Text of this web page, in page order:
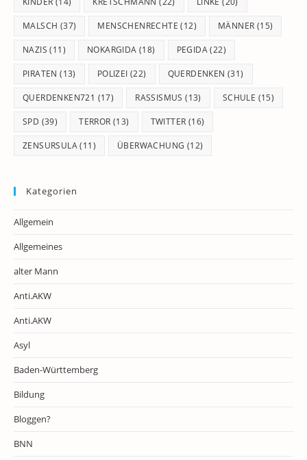
MALSCH (37) MENSCHENRECHTE (12) MÄNNER (15)
NAZIS (11) NOKARGIDA (18) PEGIDA(22)
PIRATEN (13) POLIZEI (22) QUERDENKEN (31)
QUERDENKEN721 (17) RASSISMUS (13) SCHULE (15)
SPD (39) TERROR (13) TWITTER (16)
ZENSURSULA(11) ÜBERWACHUNG (12)
Kategorien
Allgemein
Allgemeines
alter Mann
Anti.AKW
Anti.AKW
Asyl
Baden-Württemberg
Bildung
Bloggen?
BNN